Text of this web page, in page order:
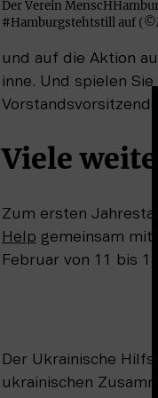
Der Verein
#Hamburgstehtstill auf
und auf die Aktion
inne. Und spielen
Viele
Zum ersten
Help gemeinsam
Februar von 11 bis
Der Ukrainische
ukrainischen